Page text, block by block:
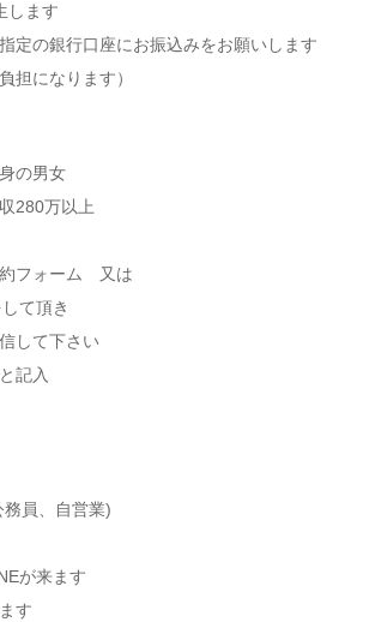
します
定の銀行口座にお振込みをお願いします
担になります）
の男女
280万以上
約フォーム 又は
て頂き
して下さい
記入
務員、自営業)
が来ます
す